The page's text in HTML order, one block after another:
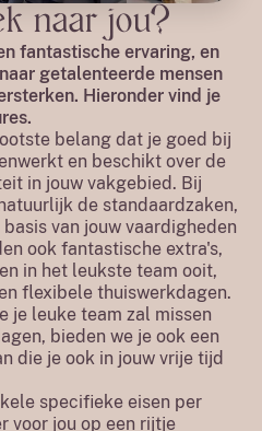
naar jou?
fantastische ervaring, en
getalenteerde mensen
Hieronder vind je
belang dat je goed bij
en beschikt over de
in jouw vakgebied. Bij
de standaardzaken,
van jouw vaardigheden
ook fantastische extra's,
in het leukste team ooit,
flexibele thuiswerkdagen.
je leuke team zal missen
bieden we je ook een
die je ook in jouw vrije tijd
specifieke eisen per
voor jou op een rijtje